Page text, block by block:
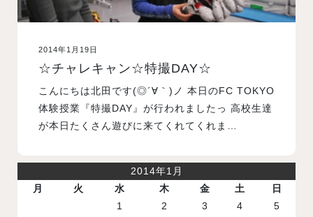
オープンキャンパス
訪問者別メニュー
2014年1月19日
☆チャレキャン☆特撮DAY☆
こんにちは北田です(◎´∀｀)ノ 本日のFC TOKYO
体験授業『特撮DAY』が行われましたっ 高校生達
が本日たくさん遊びに来てくれてくれま…
2014年1月
月
火 水 木 金 土 日
1 2 3 4
5